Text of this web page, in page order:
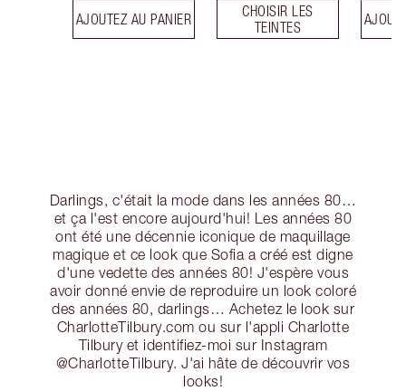
AJOUTEZ AU PANIER
CHOISIR LES
TEINTES
Darlings, c'était la mode dans les années 80…
et ça l'est encore aujourd'hui! Les années 80
ont été une décennie iconique de maquillage
magique et ce look que Sofia a créé est digne
d'une vedette des années 80! J'espère vous
avoir donné envie de reproduire un look coloré
des années 80, darlings… Achetez le look sur
CharlotteTilbury.com ou sur l'appli Charlotte
Tilbury et identifiez-moi sur Instagram
@CharlotteTilbury. J'ai hâte de découvrir vos
looks!